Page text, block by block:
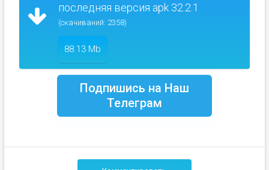
последняя версия apk 32.2.1
(скачиваний: 2358)
88.13 Mb
Подпишись на Наш
Телеграм